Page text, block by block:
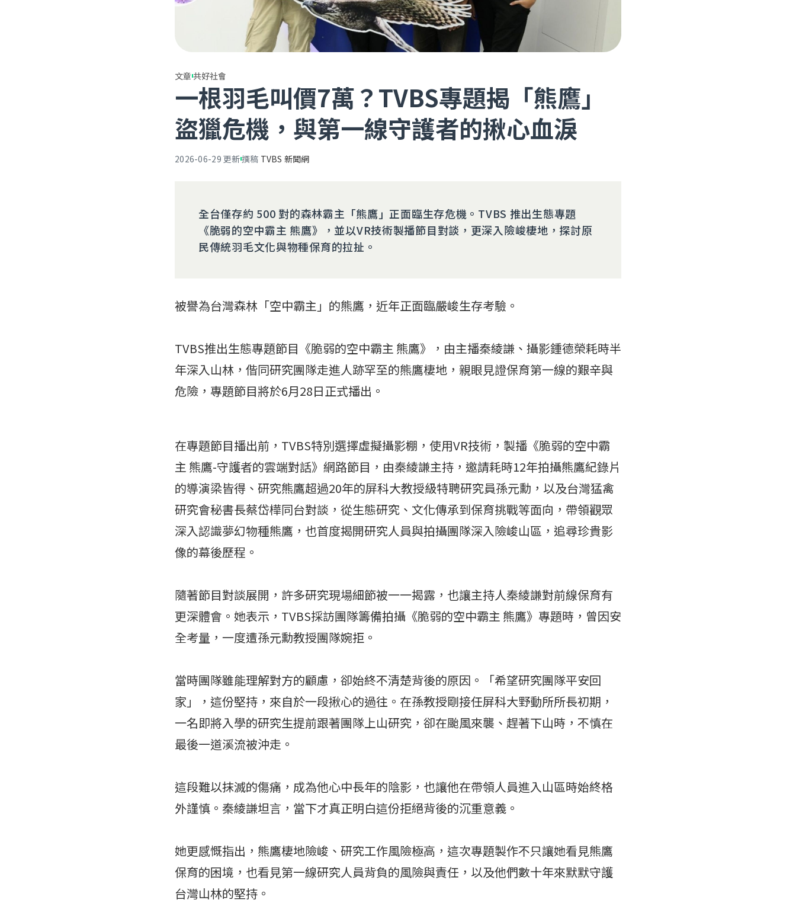
文章共好社會
一根羽毛叫價7萬？TVBS專題揭「熊鷹」
盜獵危機，與第一線守護者的揪心血淚
2026-06-29 更新撰稿 TVBS 新聞網
全台僅存約 500 對的森林霸主「熊鷹」正面臨生存危機。TVBS 推出生態專題
《脆弱的空中霸主 熊鷹》，並以VR技術製播節目對談，更深入險峻棲地，探討原
民傳統羽毛文化與物種保育的拉扯。
被譽為台灣森林「空中霸主」的熊鷹，近年正面臨嚴峻生存考驗。
TVBS推出生態專題節目《脆弱的空中霸主 熊鷹》，由主播秦綾謙、攝影鍾德榮耗時半
年深入山林，偕同研究團隊走進人跡罕至的熊鷹棲地，親眼見證保育第一線的艱辛與
危險，專題節目將於6月28日正式播出。
在專題節目播出前，TVBS特別選擇虛擬攝影棚，使用VR技術，製播《脆弱的空中霸
主 熊鷹-守護者的雲端對話》網路節目，由秦綾謙主持，邀請耗時12年拍攝熊鷹紀錄片
的導演梁皆得、研究熊鷹超過20年的屏科大教授級特聘研究員孫元勳，以及台灣猛禽
研究會秘書長蔡岱樺同台對談，從生態研究、文化傳承到保育挑戰等面向，帶領觀眾
深入認識夢幻物種熊鷹，也首度揭開研究人員與拍攝團隊深入險峻山區，追尋珍貴影
像的幕後歷程。
隨著節目對談展開，許多研究現場細節被一一揭露，也讓主持人秦綾謙對前線保育有
更深體會。她表示，TVBS採訪團隊籌備拍攝《脆弱的空中霸主 熊鷹》專題時，曾因安
全考量，一度遭孫元勳教授團隊婉拒。
當時團隊雖能理解對方的顧慮，卻始終不清楚背後的原因。「希望研究團隊平安回
家」，這份堅持，來自於一段揪心的過往。在孫教授剛接任屏科大野動所所長初期，
一名即將入學的研究生提前跟著團隊上山研究，卻在颱風來襲、趕著下山時，不慎在
最後一道溪流被沖走。
這段難以抹滅的傷痛，成為他心中長年的陰影，也讓他在帶領人員進入山區時始終格
外謹慎。秦綾謙坦言，當下才真正明白這份拒絕背後的沉重意義。
她更感慨指出，熊鷹棲地險峻、研究工作風險極高，這次專題製作不只讓她看見熊鷹
保育的困境，也看見第一線研究人員背負的風險與責任，以及他們數十年來默默守護
台灣山林的堅持。